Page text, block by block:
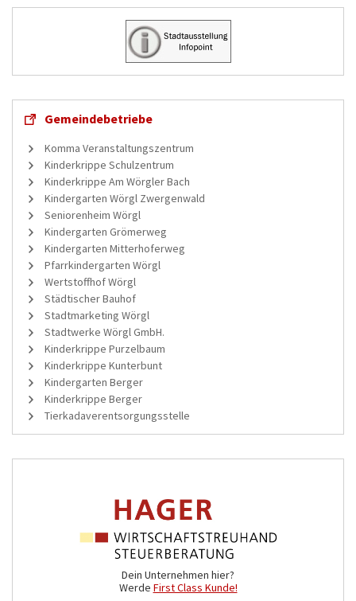
Gemeindebetriebe
Komma Veranstaltungszentrum
Kinderkrippe Schulzentrum
Kinderkrippe Am Wörgler Bach
Kindergarten Wörgl Zwergenwald
Seniorenheim Wörgl
Kindergarten Grömerweg
Kindergarten Mitterhoferweg
Pfarrkindergarten Wörgl
Wertstoffhof Wörgl
Städtischer Bauhof
Stadtmarketing Wörgl
Stadtwerke Wörgl GmbH.
Kinderkrippe Purzelbaum
Kinderkrippe Kunterbunt
Kindergarten Berger
Kinderkrippe Berger
Tierkadaverentsorgungsstelle
Dein Unternehmen hier?
Werde First Class Kunde!